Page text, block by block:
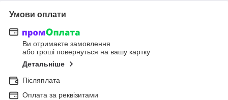
Умови оплати
Ви отримаєте замовлення
або гроші повернуться на вашу картку
Детальніше
Післяплата
Оплата за реквізитами